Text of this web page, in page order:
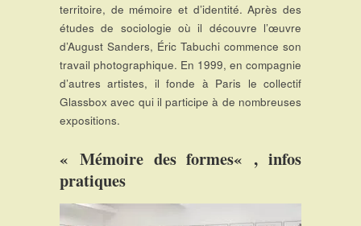
territoire, de mémoire et d’identité. Après des
études de sociologie où il découvre l’œuvre
d’August Sanders, Éric Tabuchi commence son
travail photographique. En 1999, en compagnie
d’autres artistes, il fonde à Paris le collectif
Glassbox avec qui il participe à de nombreuses
expositions.
« Mémoire des formes« , infos
pratiques